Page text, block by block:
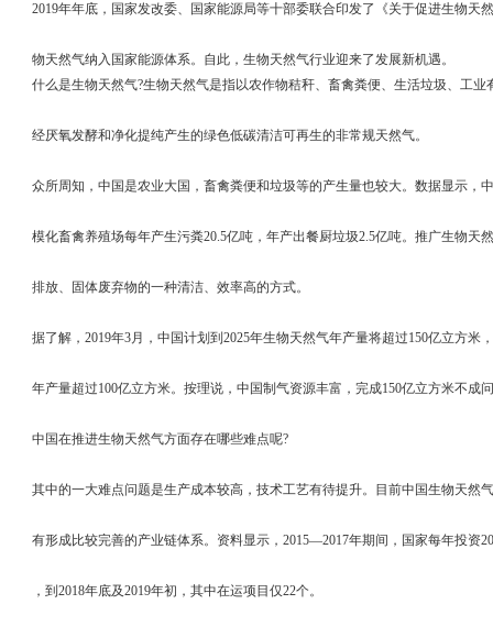
2019年年底，国家发改委、国家能源局等十部委联合印发了《关于促进生物天
物天然气纳入国家能源体系。自此，生物天然气行业迎来了发展新机遇。
什么是生物天然气?生物天然气是指以农作物秸秆、畜禽粪便、生活垃圾、工
经厌氧发酵和净化提纯产生的绿色低碳清洁可再生的非常规天然气。
众所周知，中国是农业大国，畜禽粪便和垃圾等的产生量也较大。数据显示，
模化畜禽养殖场每年产生污粪20.5亿吨，年产出餐厨垃圾2.5亿吨。推广生物天
排放、固体废弃物的一种清洁、效率高的方式。
据了解，2019年3月，中国计划到2025年生物天然气年产量将超过150亿立方米
年产量超过100亿立方米。按理说，中国制气资源丰富，完成150亿立方米不成
中国在推进生物天然气方面存在哪些难点呢?
其中的一大难点问题是生产成本较高，技术工艺有待提升。目前中国生物天然
有形成比较完善的产业链体系。资料显示，2015—2017年期间，国家每年投资
，到2018年底及2019年初，其中在运项目仅22个。